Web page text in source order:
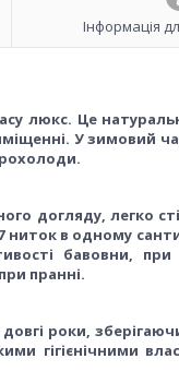
Інформація
люкс. Це
У зимовий
догляду, легко
ниток в одному
бавовни,
пранні.
роки,
гігієнічними